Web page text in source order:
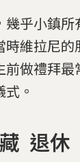
幾乎小鎮所
時維拉尼的
做禮拜最
。
退休